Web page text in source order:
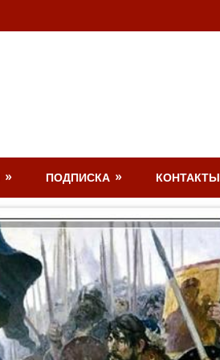
ПОДПИСКА КОНТАКТЫ